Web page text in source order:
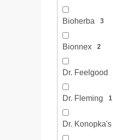
Bioherba 3
Bionnex 2
Dr. Feelgood
Dr. Fleming 1
Dr. Konopka's